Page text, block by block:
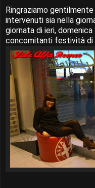
Ringraziamo
intervenuti sia nella
giornata di ieri,
concomitanti festività di